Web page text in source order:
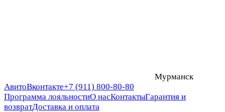
Мурманск
АвитоВконтакте+7 (911) 800-80-80
Программа лояльностиО насКонтактыГарантия и
возвратДоставка и оплата